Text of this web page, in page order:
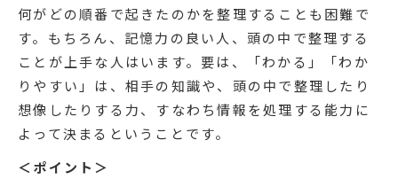
何がどの順番で起きたのかを整理することも困難で
す。もちろん、記憶力の良い人、頭の中で整理する
ことが上手な人はいます。要は、「わかる」「わか
りやすい」は、相手の知識や、頭の中で整理したり
想像したりする力、すなわち情報を処理する能力に
よって決まるということです。
＜ポイント＞